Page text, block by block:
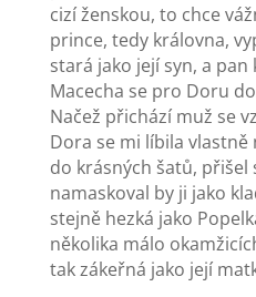
cizí ženskou, to chce
prince, tedy královna,
stará jako její syn, a pan
Macecha se pro Doru
Načež přichází muž se
Dora se mi líbila vlastně
do krásných šatů, přišel
namaskoval by ji jako
stejně hezká jako
několika málo
tak zákeřná jako její